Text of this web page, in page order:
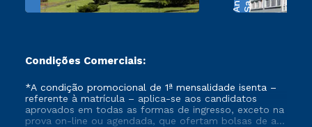
Condições Comerciais:
*A condição promocional de 1ª mensalidade isenta –
referente à matrícula – aplica-se aos candidatos
aprovados em todas as formas de ingresso, exceto na
prova on-line ou agendada, que ofertam bolsas de até